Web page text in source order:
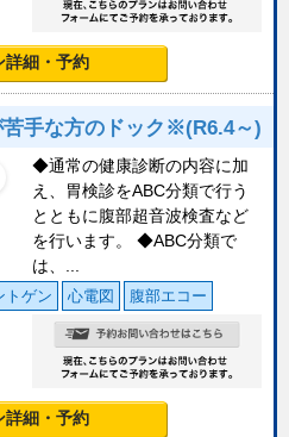
詳細・予約
手な方のドック※(R6.4～)
◆通常の健康診断の内容に加
え、胃検診をABC分類で行う
とともに腹部超音波検査など
を行います。 ◆ABC分類で
は、...
トゲン 心電図 腹部エコー
詳細・予約